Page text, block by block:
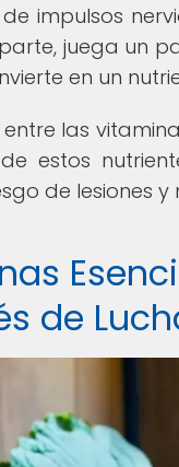
impulsos
juega un
en un
entre las
estos
de lesiones
de